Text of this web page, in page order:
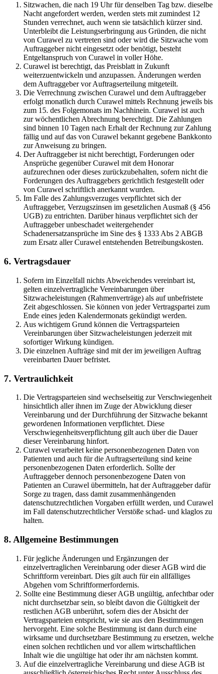
Sitzwachen, die nach 19 Uhr für denselben Tag bzw. dieselbe
Nacht angefordert werden, werden stets mit zumindest 12
Stunden verrechnet, auch wenn sie tatsächlich kürzer sind.
Unterbleibt die Leistungserbringung aus Gründen, die nicht
von Curawel zu vertreten sind oder wird die Sitzwache vom
Auftraggeber nicht eingesetzt oder benötigt, besteht
Entgeltanspruch von Curawel in voller Höhe.
Curawel ist berechtigt, das Preisblatt in Zukunft
weiterzuentwickeln und anzupassen. Änderungen werden
dem Auftraggeber vor Auftragserteilung mitgeteilt.
Die Verrechnung zwischen Curawel und dem Auftraggeber
erfolgt monatlich durch Curawel mittels Rechnung jeweils bis
zum 15. des Folgemonats im Nachhinein. Curawel ist auch
zur wöchentlichen Abrechnung berechtigt. Die Zahlungen
sind binnen 10 Tagen nach Erhalt der Rechnung zur Zahlung
fällig und auf das von Curawel bekannt gegebene Bankkonto
zur Anweisung zu bringen.
Der Auftraggeber ist nicht berechtigt, Forderungen oder
Ansprüche gegenüber Curawel mit dem Honorar
aufzurechnen oder dieses zurückzubehalten, sofern nicht die
Forderungen des Auftraggebers gerichtlich festgestellt oder
von Curawel schriftlich anerkannt wurden.
Im Falle des Zahlungsverzuges verpflichtet sich der
Auftraggeber, Verzugszinsen im gesetzlichen Ausmaß (§ 456
UGB) zu entrichten. Darüber hinaus verpflichtet sich der
Auftraggeber unbeschadet weitergehender
Schadenersatzansprüche im Sine des § 1333 Abs 2 ABGB
zum Ersatz aller Curawel entstehenden Betreibungskosten.
6. Vertragsdauer
Sofern im Einzelfall nichts Abweichendes vereinbart ist,
gelten einzelvertragliche Vereinbarungen über
Sitzwacheleistungen (Rahmenverträge) als auf unbefristete
Zeit abgeschlossen. Sie können von jeder Vertragspartei zum
Ende eines jeden Kalendermonats gekündigt werden.
Aus wichtigem Grund können die Vertragsparteien
Vereinbarungen über Sitzwacheleistungen jederzeit mit
sofortiger Wirkung kündigen.
Die einzelnen Aufträge sind mit der im jeweiligen Auftrag
vereinbarten Dauer befristet.
7. Vertraulichkeit
Die Vertragsparteien sind wechselseitig zur Verschwiegenheit
hinsichtlich aller ihnen im Zuge der Abwicklung dieser
Vereinbarung und der Durchführung der Sitzwache bekannt
gewordenen Informationen verpflichtet. Diese
Verschwiegenheitsverpflichtung gilt auch über die Dauer
dieser Vereinbarung hinfort.
Curawel verarbeitet keine personenbezogenen Daten von
Patienten und auch für die Auftragserteilung sind keine
personenbezogenen Daten erforderlich. Sollte der
Auftraggeber dennoch personenbezogene Daten von
Patienten an Curawel übermitteln, hat der Auftraggeber dafür
Sorge zu tragen, dass damit zusammenhängenden
datenschutzrechtlichen Vorgaben erfüllt werden, und Curawel
im Fall datenschutzrechtlicher Verstöße schad- und klaglos zu
halten.
8. Allgemeine Bestimmungen
Für jegliche Änderungen und Ergänzungen der
einzelvertraglichen Vereinbarung oder dieser AGB wird die
Schriftform vereinbart. Dies gilt auch für ein allfälliges
Abgehen vom Schriftformerfordernis.
Sollte eine Bestimmung dieser AGB ungültig, anfechtbar oder
nicht durchsetzbar sein, so bleibt davon die Gültigkeit der
restlichen AGB unberührt, sofern dies der Absicht der
Vertragsparteien entspricht, wie sie aus den Bestimmungen
hervorgeht. Eine solche Bestimmung ist dann durch eine
wirksame und durchsetzbare Bestimmung zu ersetzen, welche
einen solchen rechtlichen und vor allem wirtschaftlichen
Inhalt wie die ungültige hat oder ihr am nächsten kommt.
Auf die einzelvertragliche Vereinbarung und diese AGB ist